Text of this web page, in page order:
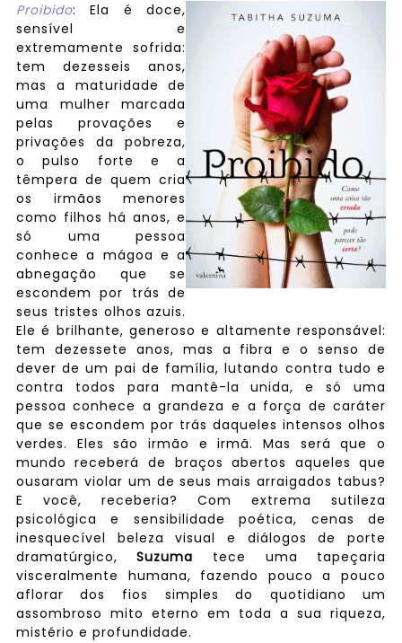
Proibido: Ela é doce,
sensível e
extremamente sofrida:
tem dezesseis anos,
mas a maturidade de
uma mulher marcada
pelas provações e
privações da pobreza,
o pulso forte e a
têmpera de quem cria
os irmãos menores
como filhos há anos, e
só uma pessoa
conhece a mágoa e a
abnegação que se
escondem por trás de
seus tristes olhos azuis.
Ele é brilhante, generoso e altamente responsável:
tem dezessete anos, mas a fibra e o senso de
dever de um pai de família, lutando contra tudo e
contra todos para mantê-la unida, e só uma
pessoa conhece a grandeza e a força de caráter
que se escondem por trás daqueles intensos olhos
verdes. Eles são irmão e irmã. Mas será que o
mundo receberá de braços abertos aqueles que
ousaram violar um de seus mais arraigados tabus?
E você, receberia? Com extrema sutileza
psicológica e sensibilidade poética, cenas de
inesquecível beleza visual e diálogos de porte
dramatúrgico,Suzuma tece uma tapeçaria
visceralmente humana, fazendo pouco a pouco
aflorar dos fios simples do quotidiano um
assombroso mito eterno em toda a sua riqueza,
mistério e profundidade.